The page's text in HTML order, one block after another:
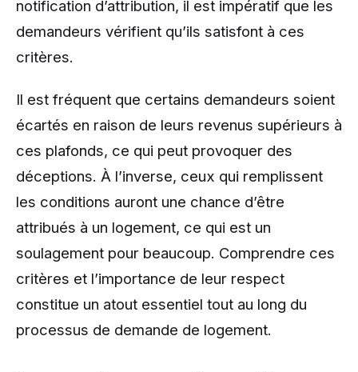
notification d’attribution, il est impératif que les
demandeurs vérifient qu’ils satisfont à ces
critères.
Il est fréquent que certains demandeurs soient
écartés en raison de leurs revenus supérieurs à
ces plafonds, ce qui peut provoquer des
déceptions. À l’inverse, ceux qui remplissent
les conditions auront une chance d’être
attribués à un logement, ce qui est un
soulagement pour beaucoup. Comprendre ces
critères et l’importance de leur respect
constitue un atout essentiel tout au long du
processus de demande de logement.